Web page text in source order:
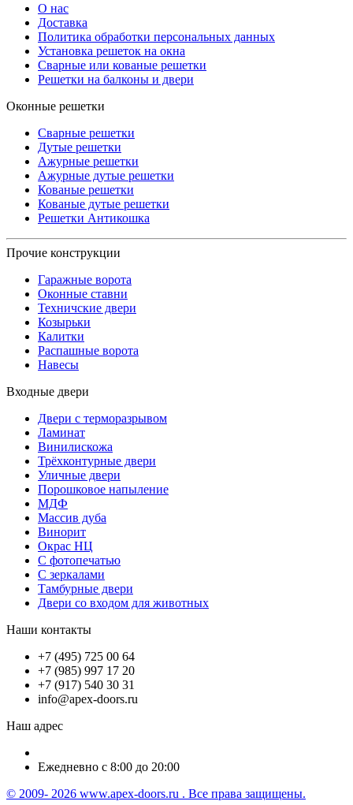
О нас
Доставка
Политика обработки персональных данных
Установка решеток на окна
Сварные или кованые решетки
Решетки на балконы и двери
Оконные решетки
Сварные решетки
Дутые решетки
Ажурные решетки
Ажурные дутые решетки
Кованые решетки
Кованые дутые решетки
Решетки Антикошка
Прочие конструкции
Гаражные ворота
Оконные ставни
Техничские двери
Козырьки
Калитки
Распашные ворота
Навесы
Входные двери
Двери с терморазрывом
Ламинат
Винилискожа
Трёхконтурные двери
Уличные двери
Порошковое напыление
МДФ
Массив дуба
Винорит
Окрас НЦ
С фотопечатью
С зеркалами
Тамбурные двери
Двери со входом для животных
Наши контакты
+7 (495) 725 00 64
+7 (985) 997 17 20
+7 (917) 540 30 31
info@apex-doors.ru
Наш адрес
Ежедневно с 8:00 до 20:00
© 2009- 2026 www.apex-doors.ru . Все права защищены.